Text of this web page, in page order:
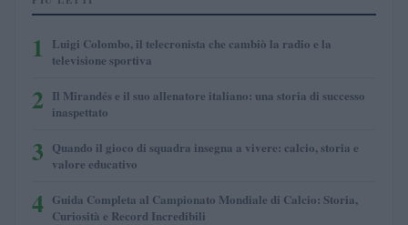
1
Luigi Colombo, il telecronista che cambiò la radio e la
televisione sportiva
2 Il Mirandés e il suo allenatore italiano: una storia di successo
inaspettato
3 Quando il gioco di squadra insegna a vivere: calcio, storia e
valore educativo
4 Guida Completa al Campionato Mondiale di Calcio: Storia,
Curiosità e Record Incredibili